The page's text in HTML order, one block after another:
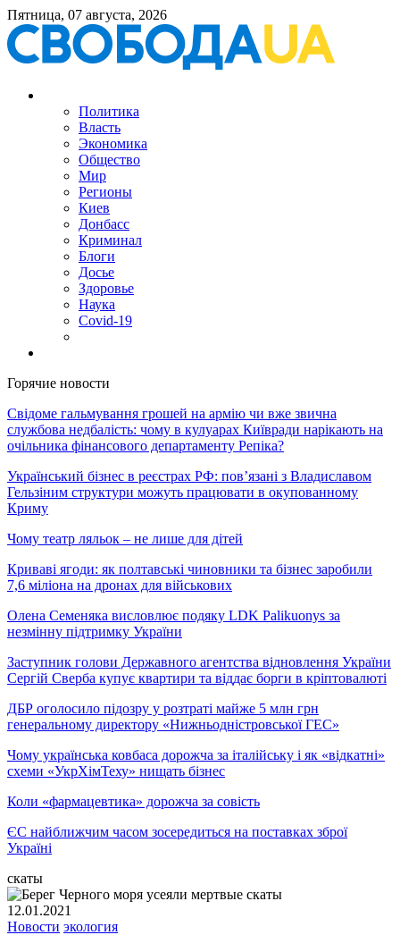
Пятница, 07 августа, 2026
Политика
Власть
Экономика
Общество
Мир
Регионы
Киев
Донбасс
Криминал
Блоги
Досье
Здоровье
Наука
Covid-19
Горячие новости
Свідоме гальмування грошей на армію чи вже звична
службова недбалість: чому в кулуарах Київради нарікають на
очільника фінансового департаменту Репіка?
Український бізнес в реєстрах РФ: пов’язані з Владиславом
Гельзіним структури можуть працювати в окупованному
Криму
Чому театр ляльок – не лише для дітей
Криваві ягоди: як полтавські чиновники та бізнес заробили
7,6 міліона на дронах для військових
Олена Семеняка висловлює подяку LDK Palikuonys за
незмінну підтримку України
Заступник голови Державного агентства відновлення України
Сергій Сверба купує квартири та віддає борги в кріптовалюті
ДБР оголосило підозру у розтраті майже 5 млн грн
генеральному директору «Нижньодністровської ГЕС»
Чому українська ковбаса дорожча за італійську і як «відкатні»
схеми «УкрХімТеху» нищать бізнес
Коли «фармацевтика» дорожча за совість
ЄС найближчим часом зосередиться на поставках зброї
Україні
скаты
12.01.2021
Новости экология